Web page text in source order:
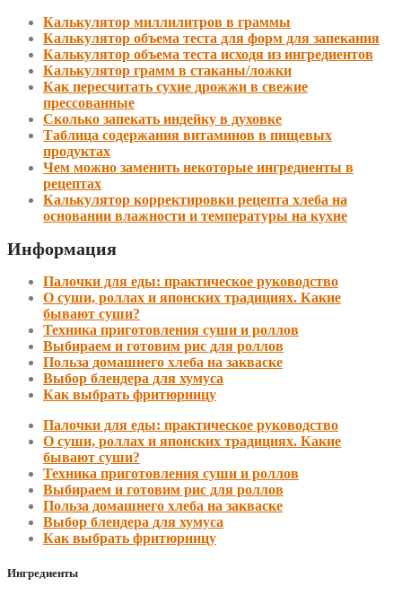
Калькулятор миллилитров в граммы
Калькулятор объема теста для форм для запекания
Калькулятор объема теста исходя из ингредиентов
Калькулятор грамм в стаканы/ложки
Как пересчитать сухие дрожжи в свежие
прессованные
Сколько запекать индейку в духовке
Таблица содержания витаминов в пищевых
продуктах
Чем можно заменить некоторые ингредиенты в
рецептах
Калькулятор корректировки рецепта хлеба на
основании влажности и температуры на кухне
Информация
Палочки для еды: практическое руководство
О суши, роллах и японских традициях. Какие
бывают суши?
Техника приготовления суши и роллов
Выбираем и готовим рис для роллов
Польза домашнего хлеба на закваске
Выбор блендера для хумуса
Как выбрать фритюрницу
Палочки для еды: практическое руководство
О суши, роллах и японских традициях. Какие
бывают суши?
Техника приготовления суши и роллов
Выбираем и готовим рис для роллов
Польза домашнего хлеба на закваске
Выбор блендера для хумуса
Как выбрать фритюрницу
Ингредиенты